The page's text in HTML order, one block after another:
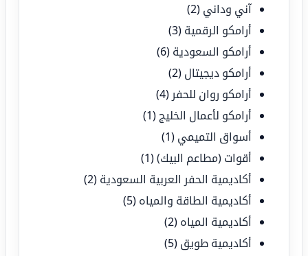
آني وداني (2)
أرامكو الرقمية (3)
أرامكو السعودية (6)
أرامكو ديجيتال (2)
أرامكو روان للحفر (4)
أرامكو لأعمال الخليج (1)
أسواق التميمي (1)
أقوات (مطاعم البيك)(1)
أكاديمية الحفر العربية السعودية (2)
أكاديمية الطاقة والمياه (5)
أكاديمية المياه (2)
أكاديمية طويق (5)